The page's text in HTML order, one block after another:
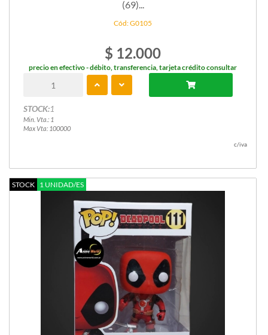
(69)...
Cód: G0105
$ 12.000
precio en efectivo - débito, transferencia, tarjeta crédito consultar
STOCK:1
Min. Vta.: 1
Max Vta: 100000
c/iva
STOCK 1 UNIDAD/ES